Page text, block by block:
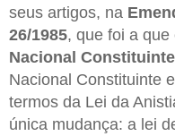
seus artigos, na
26/1985, que foi a que
Nacional Constituinte
Nacional Constituinte
termos da Lei da
única mudança: a lei